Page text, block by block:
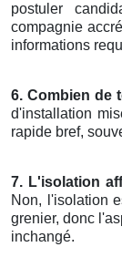
postuler
compagnie
informations
6. Combien de
d'installation
rapide bref,
7. L'isolation
Non, l'isolation
grenier, donc
inchangé.